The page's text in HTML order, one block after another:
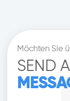
Möchten Sie
SEND A